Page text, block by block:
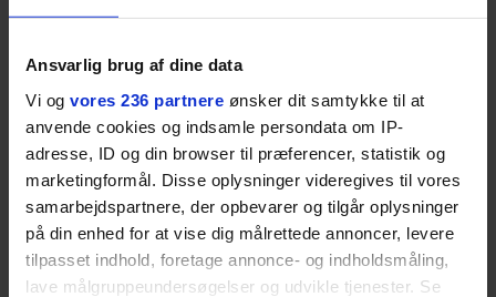
Ansvarlig brug af dine data
Vi og vores 236 partnere ønsker dit samtykke til at
anvende cookies og indsamle persondata om IP-
adresse, ID og din browser til præferencer, statistik og
marketingformål. Disse oplysninger videregives til vores
samarbejdspartnere, der opbevarer og tilgår oplysninger
på din enhed for at vise dig målrettede annoncer, levere
tilpasset indhold, foretage annonce- og indholdsmåling,
lave målgruppeundersøgelser og udvikle tjenester. Se
LIVSSTIL
Dua Lipa har
opdatereret sin guide til
København. Og den er –
ikke overraskende –
ganske forudsigelig
NYHEDSBREV
Skriv dig op til
Euromans nyhedsbrev
her